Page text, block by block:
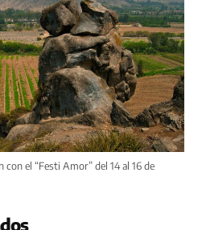
con el “Festi Amor” del 14 al 16 de